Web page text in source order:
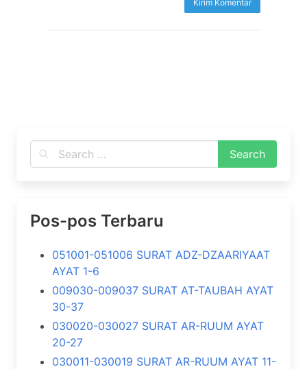
Pos-pos Terbaru
051001-051006 SURAT ADZ-DZAARIYAAT
AYAT 1-6
009030-009037 SURAT AT-TAUBAH AYAT
30-37
030020-030027 SURAT AR-RUUM AYAT
20-27
030011-030019 SURAT AR-RUUM AYAT 11-